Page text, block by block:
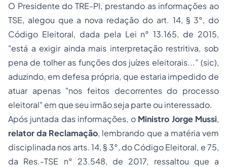
O Presidente do TRE-PI, prestando as informações ao
TSE, alegou que a nova redação do art. 14, § 3°, do
Código Eleitoral, dada pela Lei n° 13.165, de 2015,
"está a exigir ainda mais interpretação restritiva, sob
pena de tolher as funções dos juízes eleitorais...” (sic),
aduzindo, em defesa própria, que estaria impedido de
atuar apenas "nos feitos decorrentes do processo
eleitoral" em que seu irmão seja parte ou interessado.
Após juntada das informações, o Ministro Jorge Mussi,
relator da Reclamação, lembrando que a matéria vem
disciplinada nos arts. 14, § 3°, do Código Eleitoral, e 75,
da Res.-TSE n° 23.548, de 2017, ressaltou que a